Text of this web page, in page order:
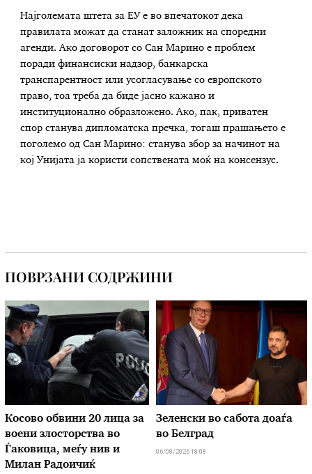
Најголемата штета за ЕУ е во впечатокот дека
правилата можат да станат заложник на споредни
агенди. Ако договорот со Сан Марино е проблем
поради финансиски надзор, банкарска
транспарентност или усогласување со европското
право, тоа треба да биде јасно кажано и
институционално образложено. Ако, пак, приватен
спор станува дипломатска пречка, тогаш прашањето е
поголемо од Сан Марино: станува збор за начинот на
кој Унијата ја користи сопствената моќ на консензус.
ПОВРЗАНИ СОДРЖИНИ
Косово обвини 20 лица за
воени злосторства во
Ѓаковица, меѓу нив и
Милан Радоичиќ
Зеленски во сабота доаѓа
во Белград
06/08/2026 18:08